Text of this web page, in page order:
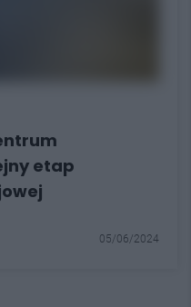
etap
05/06/2024